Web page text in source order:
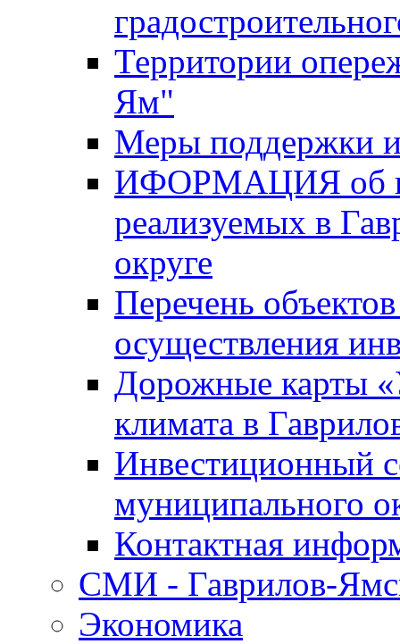
Территории
Ям"
Меры поддержки
ИФОРМАЦИЯ об
реализуемых в
округе
Перечень
осуществления
Дорожные карты
климата в
Инвестиционный
муниципального
Контактная
СМИ - Гаврилов-
Экономика